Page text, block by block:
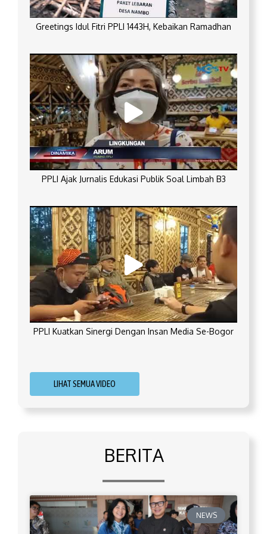
Greetings Idul Fitri PPLI 1443H, Kebaikan Ramadhan
PPLI Ajak Jurnalis Edukasi Publik Soal Limbah B3
PPLI Kuatkan Sinergi Dengan Insan Media Se-Bogor
LIHAT SEMUA VIDEO
BERITA
NEWS